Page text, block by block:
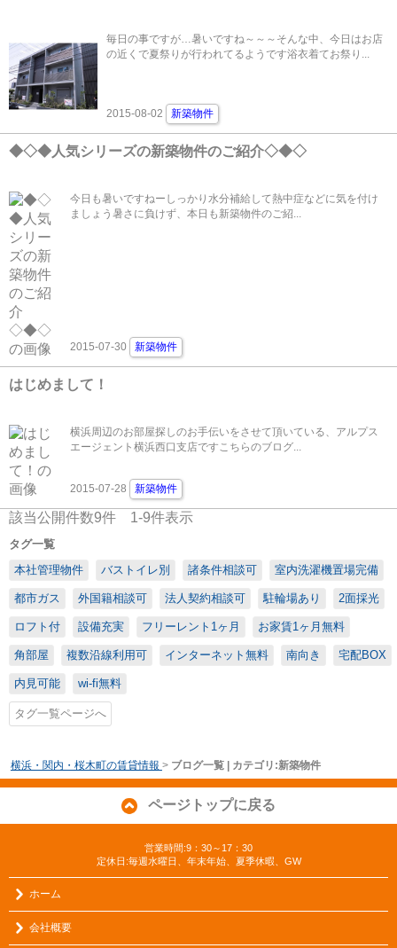
毎日の事ですが…暑いですね～～～そんな中、今日はお店
の近くで夏祭りが行われてるようです浴衣着てお祭り...
2015-08-02 新築物件
◆◇◆人気シリーズの新築物件のご紹介◇◆◇
今日も暑いですねーしっかり水分補給して熱中症などに気を付け
ましょう暑さに負けず、本日も新築物件のご紹...
2015-07-30 新築物件
はじめまして！
横浜周辺のお部屋探しのお手伝いをさせて頂いている、アルプス
エージェント横浜西口支店ですこちらのブログ...
2015-07-28 新築物件
該当公開件数9件 1-9件表示
タグ一覧
本社管理物件
バストイレ別 諸条件相談可 室内洗濯機置場完備
都市ガス 外国籍相談可 法人契約相談可 駐輪場あり 2面採光
ロフト付 設備充実 フリーレント1ヶ月 お家賃1ヶ月無料
角部屋 複数沿線利用可 インターネット無料 南向き 宅配BOX
内見可能 wi-fi無料
タグ一覧ページへ
横浜・関内・桜木町の賃貸情報 > ブログ一覧 | カテゴリ:新築物件
ページトップに戻る
営業時間:9：30～17：30
定休日:毎週水曜日、年末年始、夏季休暇、GW
ホーム
会社概要